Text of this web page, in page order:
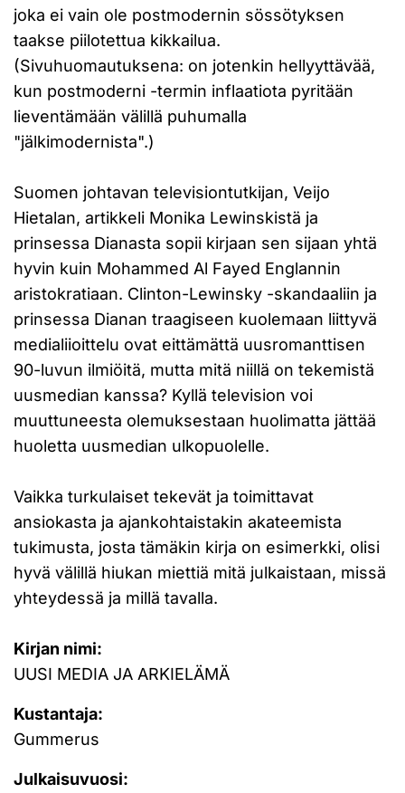
joka ei vain ole postmodernin sössötyksen
taakse piilotettua kikkailua.
(Sivuhuomautuksena: on jotenkin hellyyttävää,
kun postmoderni -termin inflaatiota pyritään
lieventämään välillä puhumalla
"jälkimodernista".)
Suomen johtavan televisiontutkijan, Veijo
Hietalan, artikkeli Monika Lewinskistä ja
prinsessa Dianasta sopii kirjaan sen sijaan yhtä
hyvin kuin Mohammed Al Fayed Englannin
aristokratiaan. Clinton-Lewinsky -skandaaliin ja
prinsessa Dianan traagiseen kuolemaan liittyvä
medialiioittelu ovat eittämättä uusromanttisen
90-luvun ilmiöitä, mutta mitä niillä on tekemistä
uusmedian kanssa? Kyllä television voi
muuttuneesta olemuksestaan huolimatta jättää
huoletta uusmedian ulkopuolelle.
Vaikka turkulaiset tekevät ja toimittavat
ansiokasta ja ajankohtaistakin akateemista
tukimusta, josta tämäkin kirja on esimerkki, olisi
hyvä välillä hiukan miettiä mitä julkaistaan, missä
yhteydessä ja millä tavalla.
Kirjan nimi:
UUSI MEDIA JA ARKIELÄMÄ
Kustantaja:
Gummerus
Julkaisuvuosi: